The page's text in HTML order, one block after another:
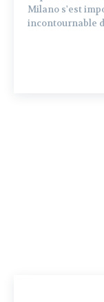
Milano s'est
incontournable